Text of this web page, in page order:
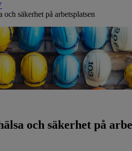
säkerhet på arbetsplatsen
och säkerhet på